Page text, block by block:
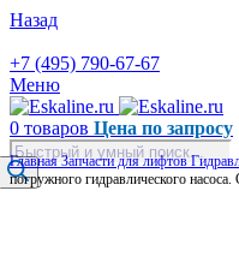
Назад
+7 (495) 790-67-67
Меню
0 товаров Цена по запросу
Поиск
товаров
ГлавнаяЗапчасти для лифтов
погружного гидравлического